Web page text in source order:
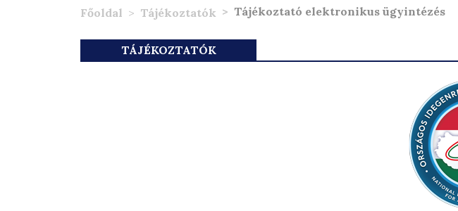
Főoldal Tájékoztatók Tájékoztató elektronikus ügyintézés
TÁJÉKOZTATÓK